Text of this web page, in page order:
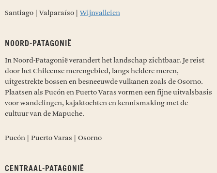
Santiago | Valparaíso | Wijnvalleien
NOORD-PATAGONIË
In Noord-Patagonië verandert het landschap zichtbaar. Je reist
door het Chileense merengebied, langs heldere meren,
uitgestrekte bossen en besneeuwde vulkanen zoals de Osorno.
Plaatsen als Pucón en Puerto Varas vormen een fijne uitvalsbasis
voor wandelingen, kajaktochten en kennismaking met de
cultuur van de Mapuche.
Pucón | Puerto Varas | Osorno
CENTRAAL-PATAGONIË